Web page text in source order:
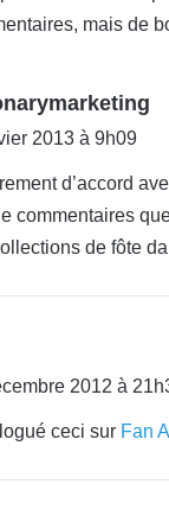
mais de
2013 à 9h09
d’accord
commentaires
de fôte
2012 à
ceci sur Fan